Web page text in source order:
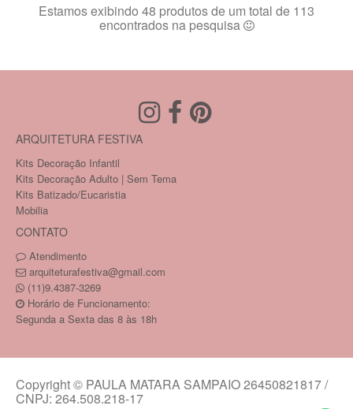
Estamos exibindo 48 produtos de um total de 113
encontrados na pesquisa
ARQUITETURA FESTIVA
Kits Decoração Infantil
Kits Decoração Adulto | Sem Tema
Kits Batizado/Eucaristia
Mobilia
CONTATO
Atendimento
arquiteturafestiva@gmail.com
(11)9.4387-3269
Horário de Funcionamento:
Segunda a Sexta das 8 às 18h
Copyright © PAULA MATARA SAMPAIO 26450821817 /
CNPJ: 264.508.218-17